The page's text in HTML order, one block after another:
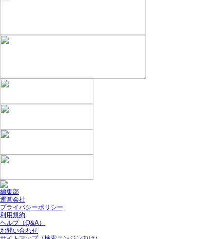
編集部
運営会社
プライバシーポリシー
利用規約
ヘルプ（Q&A）
お問い合わせ